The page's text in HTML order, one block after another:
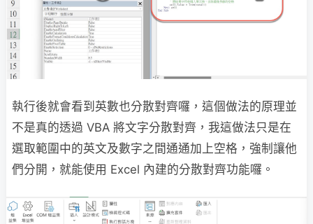
執行後就會看到英數也分散對齊囉，這個做法的原理並
不是真的透過 VBA 將文字分散對齊，我這做法只是在
選取範圍中的英文及數字之間通通加上空格，強制讓他
們分開，就能使用 Excel 內建的分散對齊功能囉。